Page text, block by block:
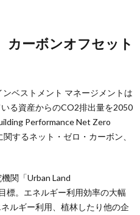
ベストメント マネージメントは
る資産からのCO2排出量を2050
Performance Net Zero
するネット・ゼロ・カーボン、
関「Urban Land
標。エネルギー利用効率の大幅
ルギー利用、植林したり他の企